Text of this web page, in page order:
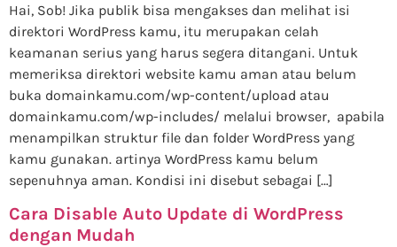
Hai, Sob! Jika publik bisa mengakses dan melihat isi
direktori WordPress kamu, itu merupakan celah
keamanan serius yang harus segera ditangani. Untuk
memeriksa direktori website kamu aman atau belum
buka domainkamu.com/wp-content/upload atau
domainkamu.com/wp-includes/ melalui browser, apabila
menampilkan struktur file dan folder WordPress yang
kamu gunakan. artinya WordPress kamu belum
sepenuhnya aman. Kondisi ini disebut sebagai […]
Cara Disable Auto Update di WordPress
dengan Mudah